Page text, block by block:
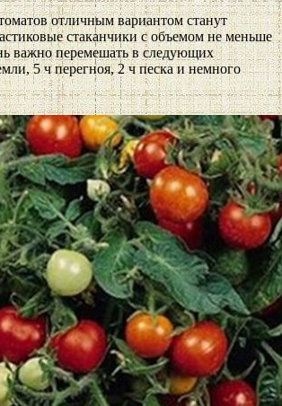
отличным вариантом станут
стаканчики с объемом не меньше
важно перемешать в следующих
5 ч перегноя, 2 ч песка и немного